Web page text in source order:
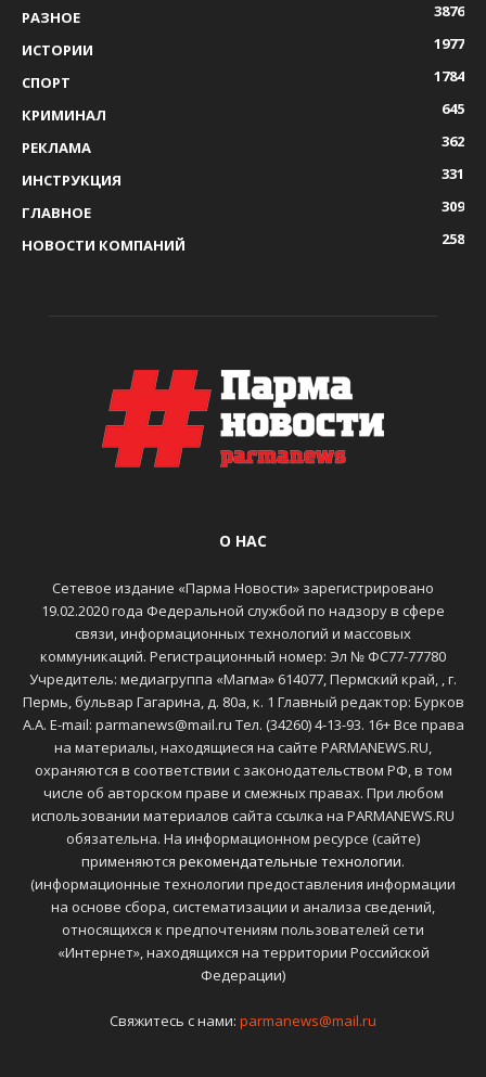
РАЗНОЕ
3876
ИСТОРИИ
1977
СПОРТ
1784
КРИМИНАЛ
645
РЕКЛАМА
362
ИНСТРУКЦИЯ
331
ГЛАВНОЕ
309
НОВОСТИ КОМПАНИЙ
258
О НАС
Сетевое издание «Парма Новости» зарегистрировано
19.02.2020 года Федеральной службой по надзору в сфере
связи, информационных технологий и массовых
коммуникаций. Регистрационный номер: Эл № ФС77-77780
Учредитель: медиагруппа «Магма» 614077, Пермский край, , г.
Пермь, бульвар Гагарина, д. 80а, к. 1 Главный редактор: Бурков
А.А. E-mail: parmanews@mail.ru Тел. (34260) 4-13-93. 16+ Все права
на материалы, находящиеся на сайте PARMANEWS.RU,
охраняются в соответствии с законодательством РФ, в том
числе об авторском праве и смежных правах. При любом
использовании материалов сайта ссылка на PARMANEWS.RU
обязательна. На информационном ресурсе (сайте)
применяются рекомендательные технологии.
(информационные технологии предоставления информации
на основе сбора, систематизации и анализа сведений,
относящихся к предпочтениям пользователей сети
«Интернет», находящихся на территории Российской
Федерации)
Свяжитесь с нами: parmanews@mail.ru